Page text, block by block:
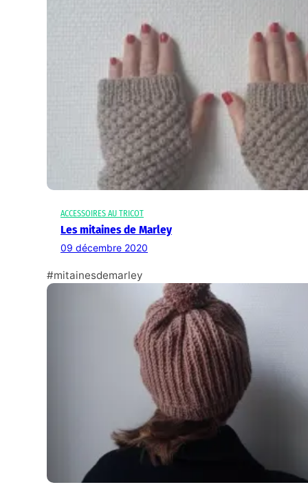
ACCESSOIRES AU TRICOT
Les mitaines de Marley
09 décembre 2020
#mitainesdemarley